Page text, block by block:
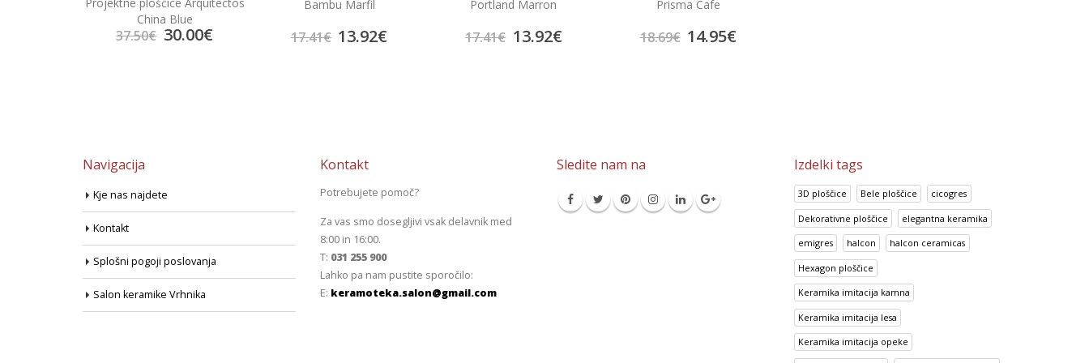
Bambu Marfil
17.41€ 13.92€
Portland Marron
17.41€ 13.92€
Prisma Cafe
18.69€ 14.95€
Prisma Gris
18.69€ 14.95€
Navigacija
Kje nas najdete
Kontakt
Splošni pogoji poslovanja
Salon keramike Vrhnika
Kontakt
Potrebujete pomoč?
Za vas smo dosegljivi vsak delavnik med
8:00 in 16:00.
T: 031 255 900
Lahko pa nam pustite sporočilo:
E: keramoteka.salon@gmail.com
Sledite nam na Izdelki tags
3D ploščice Bele ploščice cicogres
Dekorativne ploščice elegantna keramika
emigres halcon halcon ceramicas
Hexagon ploščice
Keramika imitacija kamna
Keramika imitacija lesa
Keramika imitacija opeke